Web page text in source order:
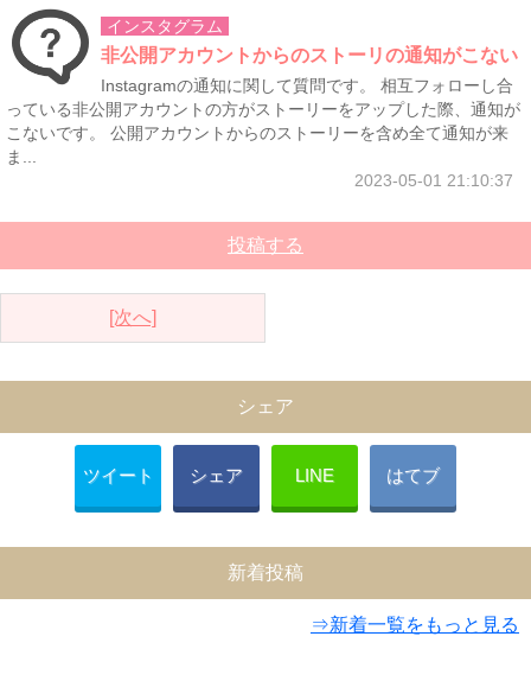
インスタグラム
非公開アカウントからのストーリの通知がこない
Instagramの通知に関して質問です。 相互フォローし合
っている非公開アカウントの方がストーリーをアップした際、通知が
こないです。 公開アカウントからのストーリーを含め全て通知が来
ま...
2023-05-01 21:10:37
投稿する
[次へ]
シェア
ツイート シェア LINE はてブ
新着投稿
⇒新着一覧をもっと見る